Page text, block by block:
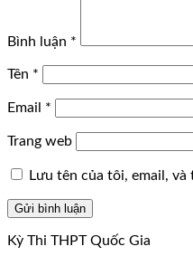
Bình luận *
Tên *
Email *
Trang web
Lưu tên của tôi, email,
Kỳ Thi THPT Quốc Gia